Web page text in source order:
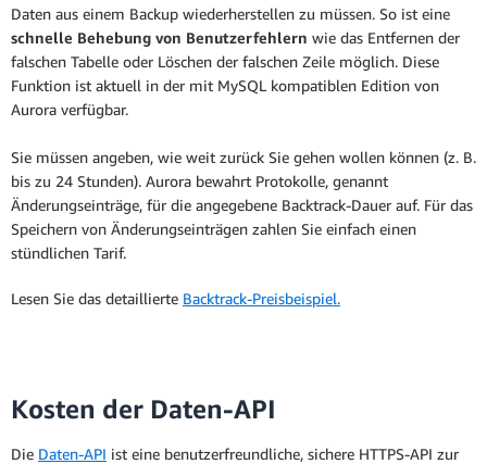
Database
Sekundenschneller
Datenzugriff in jeder
Disaster Recovery.
Weitere Details finden
Sie unterAurora
Global Database.
Leseskalierbarkeit
SLA
Verteilen Sie Lese-
Verfügbarkeit. Siehe
Amazon Aurora SLA
für Details.
Datenzugriff in jeder
Weitere Details finden
Sie unter
Global Database
Daten aus einem Backup wiederherstellen zu müssen. So ist eine
schnelle Behebung von Benutzerfehlern wie das Entfernen der
falschen Tabelle oder Löschen der falschen Zeile möglich. Diese
Funktion ist aktuell in der mit MySQL kompatiblen Edition von
Aurora verfügbar.
Sie müssen angeben, wie weit zurück Sie gehen wollen können (z. B.
bis zu 24 Stunden). Aurora bewahrt Protokolle, genannt
Änderungseinträge, für die angegebene Backtrack-Dauer auf. Für das
Speichern von Änderungseinträgen zahlen Sie einfach einen
stündlichen Tarif.
Lesen Sie das detaillierte Backtrack-Preisbeispiel.
Kosten der Daten-API
Die Daten-API ist eine benutzerfreundliche, sichere HTTPS-API zur